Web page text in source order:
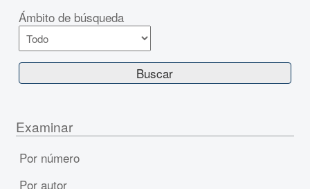
Ámbito de búsqueda
Examinar
Por número
Por autor